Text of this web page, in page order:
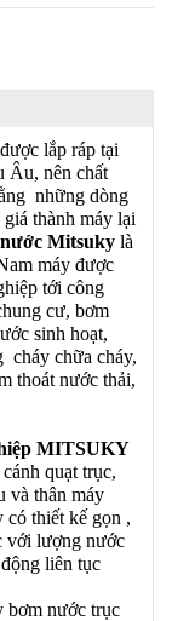
lắp ráp tại
Âu, nên chất
những dòng
thành máy lại
Mitsuky là
máy được
tới công
cư, bơm
sinh hoạt,
cháy chữa cháy,
thoát nước thải,
MITSUKY
quạt trục,
và thân máy
có thiết kế gọn ,
với lượng nước
liên tục
bơm nước trục